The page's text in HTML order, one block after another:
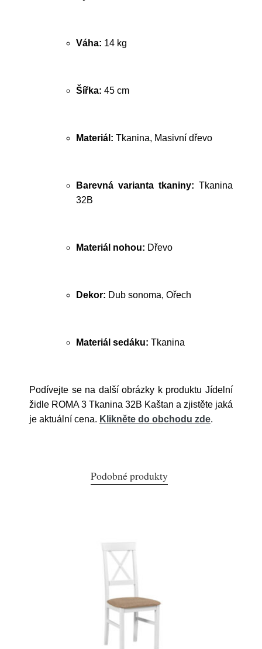
Váha: 14 kg
Šířka: 45 cm
Materiál: Tkanina, Masivní dřevo
Barevná varianta tkaniny: Tkanina
32B
Materiál nohou: Dřevo
Dekor: Dub sonoma, Ořech
Materiál sedáku: Tkanina
Podívejte se na další obrázky k produktu Jídelní
židle ROMA 3 Tkanina 32B Kaštan a zjistěte jaká
je aktuální cena. Klikněte do obchodu zde.
Podobné produkty